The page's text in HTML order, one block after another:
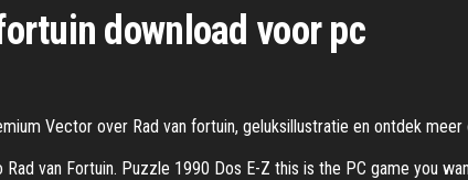
download voor pc
Vector over Rad van fortuin, geluksillustratie en ontdek
Rad van Fortuin. Puzzle 1990 Dos E-Z this is the PC game you